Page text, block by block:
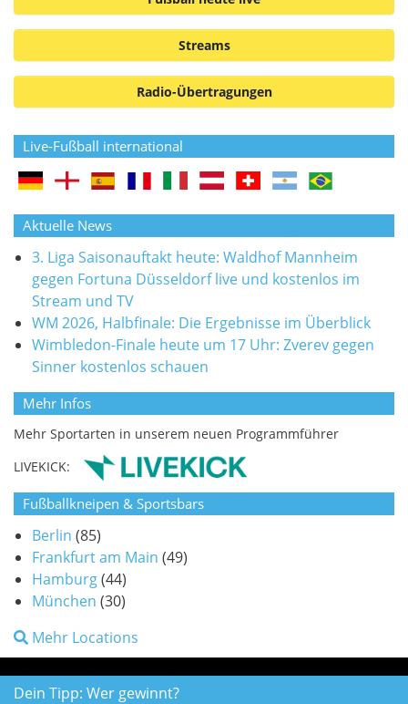
Streams
Radio-Übertragungen
Live-Fußball international
Aktuelle News
3. Liga Saisonauftakt heute: Waldhof Mannheim
gegen Fortuna Düsseldorf live und kostenlos im
Stream und TV
WM 2026, Halbfinale: Die Ergebnisse im Überblick
Wimbledon-Finale heute um 17 Uhr: Zverev gegen
Sinner kostenlos schauen
Mehr Infos
Mehr Sportarten in unserem neuen Programmführer
LIVEKICK:
Fußballkneipen & Sportsbars
Berlin (85)
Frankfurt am Main (49)
Hamburg(44)
München (30)
Mehr Locations
Dein Tipp: Wer gewinnt?